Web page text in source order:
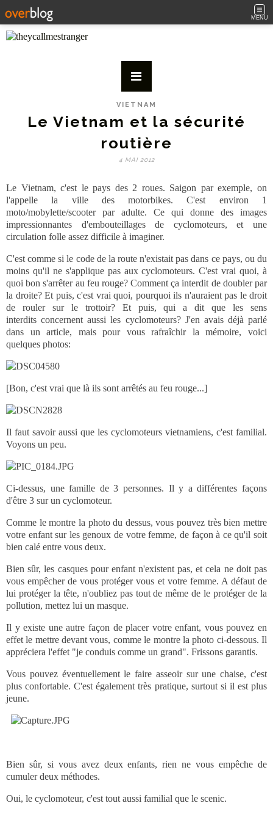
MENU
VIETNAM
Le Vietnam et la sécurité
routière
4 MAI 2012
Le Vietnam, c'est le pays des 2 roues. Saigon par exemple, on
l'appelle la ville des motorbikes. C'est environ 1
moto/mobylette/scooter par adulte. Ce qui donne des images
impressionnantes d'embouteillages de cyclomoteurs, et une
circulation folle assez difficile à imaginer.
C'est comme si le code de la route n'existait pas dans ce pays, ou du
moins qu'il ne s'applique pas aux cyclomoteurs. C'est vrai quoi, à
quoi bon s'arrêter au feu rouge? Comment ça interdit de doubler par
la droite? Et puis, c'est vrai quoi, pourquoi ils n'auraient pas le droit
de rouler sur le trottoir? Et puis, qui a dit que les sens
interdits concernent aussi les cyclomoteurs? J'en avais déjà parlé
dans un article, mais pour vous rafraîchir la mémoire, voici
quelques photos:
[Bon, c'est vrai que là ils sont arrêtés au feu rouge...]
Il faut savoir aussi que les cyclomoteurs vietnamiens, c'est familial.
Voyons un peu.
Ci-dessus, une famille de 3 personnes. Il y a différentes façons
d'être 3 sur un cyclomoteur.
Comme le montre la photo du dessus, vous pouvez très bien mettre
votre enfant sur les genoux de votre femme, de façon à ce qu'il soit
bien calé entre vous deux.
Bien sûr, les casques pour enfant n'existent pas, et cela ne doit pas
vous empêcher de vous protéger vous et votre femme. A défaut de
lui protéger la tête, n'oubliez pas tout de même de le protéger de la
pollution, mettez lui un masque.
Il y existe une autre façon de placer votre enfant, vous pouvez en
effet le mettre devant vous, comme le montre la photo ci-dessous. Il
appréciera l'effet "je conduis comme un grand". Frissons garantis.
Vous pouvez éventuellement le faire asseoir sur une chaise, c'est
plus confortable. C'est également très pratique, surtout si il est plus
jeune.
Bien sûr, si vous avez deux enfants, rien ne vous empêche de
cumuler deux méthodes.
Oui, le cyclomoteur, c'est tout aussi familial que le scenic.